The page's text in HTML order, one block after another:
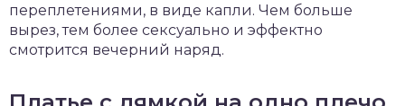
переплетениями, в виде капли. Чем больше
вырез, тем более сексуально и эффектно
смотрится вечерний наряд.